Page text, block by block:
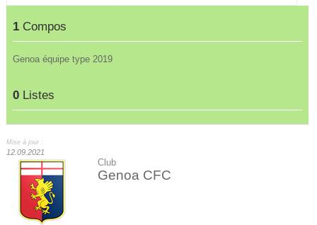
1 Compos
Genoa équipe type 2019
0 Listes
Mise à jour :
12.09.2021
Club
Genoa CFC